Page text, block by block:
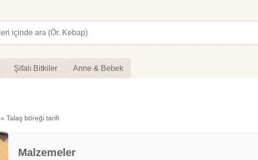
Şifalı Bitkiler Anne & Bebek
» Talaş böreği tarifi
Malzemeler